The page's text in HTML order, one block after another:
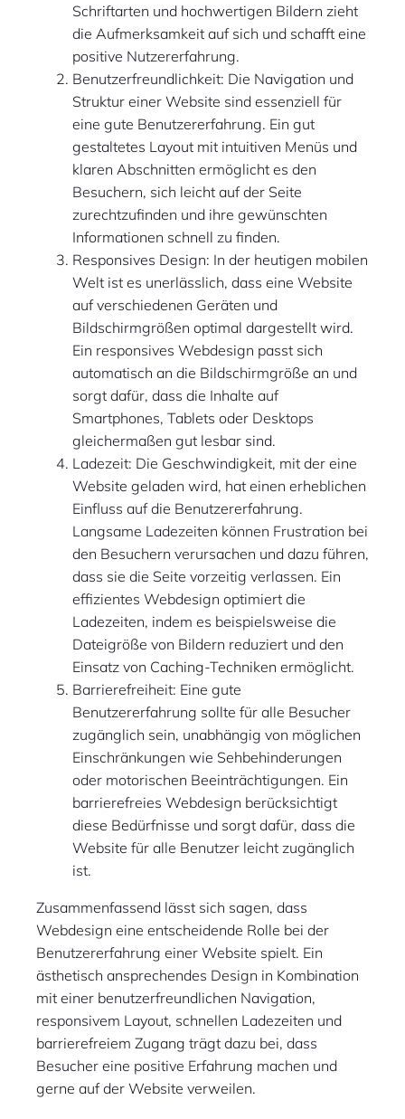
Schriftarten und hochwertigen Bildern zieht
die Aufmerksamkeit auf sich und schafft eine
positive Nutzererfahrung.
Benutzerfreundlichkeit: Die Navigation und
Struktur einer Website sind essenziell für
eine gute Benutzererfahrung. Ein gut
gestaltetes Layout mit intuitiven Menüs und
klaren Abschnitten ermöglicht es den
Besuchern, sich leicht auf der Seite
zurechtzufinden und ihre gewünschten
Informationen schnell zu finden.
Responsives Design: In der heutigen mobilen
Welt ist es unerlässlich, dass eine Website
auf verschiedenen Geräten und
Bildschirmgrößen optimal dargestellt wird.
Ein responsives Webdesign passt sich
automatisch an die Bildschirmgröße an und
sorgt dafür, dass die Inhalte auf
Smartphones, Tablets oder Desktops
gleichermaßen gut lesbar sind.
Ladezeit: Die Geschwindigkeit, mit der eine
Website geladen wird, hat einen erheblichen
Einfluss auf die Benutzererfahrung.
Langsame Ladezeiten können Frustration bei
den Besuchern verursachen und dazu führen,
dass sie die Seite vorzeitig verlassen. Ein
effizientes Webdesign optimiert die
Ladezeiten, indem es beispielsweise die
Dateigröße von Bildern reduziert und den
Einsatz von Caching-Techniken ermöglicht.
Barrierefreiheit: Eine gute
Benutzererfahrung sollte für alle Besucher
zugänglich sein, unabhängig von möglichen
Einschränkungen wie Sehbehinderungen
oder motorischen Beeinträchtigungen. Ein
barrierefreies Webdesign berücksichtigt
diese Bedürfnisse und sorgt dafür, dass die
Website für alle Benutzer leicht zugänglich
ist.
Zusammenfassend lässt sich sagen, dass
Webdesign eine entscheidende Rolle bei der
Benutzererfahrung einer Website spielt. Ein
ästhetisch ansprechendes Design in Kombination
mit einer benutzerfreundlichen Navigation,
responsivem Layout, schnellen Ladezeiten und
barrierefreiem Zugang trägt dazu bei, dass
Besucher eine positive Erfahrung machen und
gerne auf der Website verweilen.